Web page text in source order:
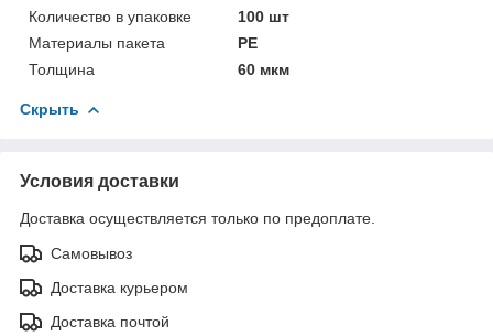
Количество в упаковке
100 шт
Материалы пакета
РЕ
Толщина
60 мкм
Скрыть
Условия доставки
Доставка осуществляется только по предоплате.
Самовывоз
Доставка курьером
Доставка почтой